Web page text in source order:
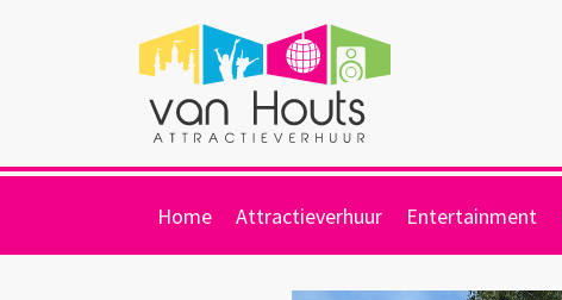
Home Attractieverhuur Entertainment